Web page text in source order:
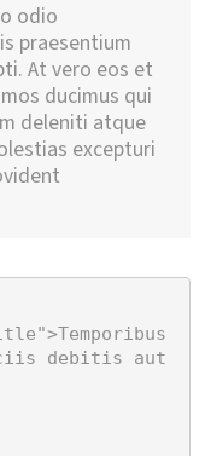
odio
praesentium
At vero eos et
ducimus qui
deleniti atque
excepturi
debitis aut